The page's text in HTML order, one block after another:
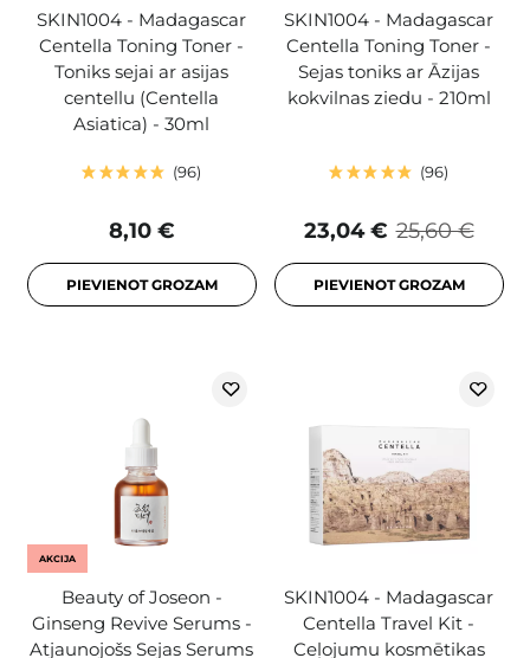
SKIN1004 - Madagascar
Centella Toning Toner -
Toniks sejai ar asijas
centellu (Centella
Asiatica) - 30ml
96
8,10 €
PIEVIENOT GROZAM
SKIN1004 - Madagascar
Centella Toning Toner -
Sejas toniks ar Āzijas
kokvilnas ziedu - 210ml
96
25,60 €
23,04 €
PIEVIENOT GROZAM
AKCIJA
Beauty of Joseon -
Ginseng Revive Serums -
Atjaunojošs Sejas Serums
SKIN1004 - Madagascar
Centella Travel Kit -
Ceļojumu kosmētikas